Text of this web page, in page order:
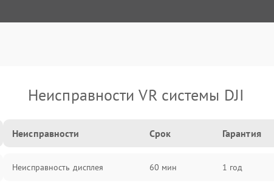
Неисправности VR системы DJI
Неисправности Срок Гарантия
Неисправность дисплея 60 мин 1 год